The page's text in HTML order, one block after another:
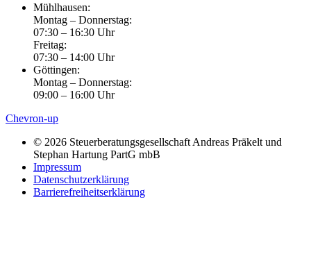
Mühlhausen:
Montag – Donnerstag:
07:30 – 16:30 Uhr
Freitag:
07:30 – 14:00 Uhr
Göttingen:
Montag – Donnerstag:
09:00 – 16:00 Uhr
Chevron-up
© 2026 Steuerberatungsgesellschaft Andreas Präkelt und
Stephan Hartung PartG mbB
Impressum
Datenschutzerklärung
Barrierefreiheitserklärung